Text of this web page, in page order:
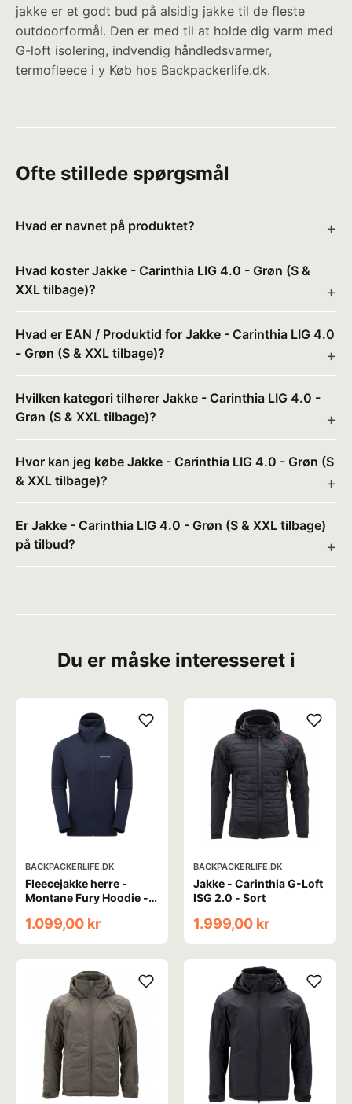
jakke er et godt bud på alsidig jakke til de fleste
outdoorformål. Den er med til at holde dig varm med
G-loft isolering, indvendig håndledsvarmer,
termofleece i y Køb hos Backpackerlife.dk.
Ofte stillede spørgsmål
Hvad er navnet på produktet?
Hvad koster Jakke - Carinthia LIG 4.0 - Grøn (S &
XXL tilbage)?
Hvad er EAN / Produktid for Jakke - Carinthia LIG 4.0
- Grøn (S & XXL tilbage)?
Hvilken kategori tilhører Jakke - Carinthia LIG 4.0 -
Grøn (S & XXL tilbage)?
Hvor kan jeg købe Jakke - Carinthia LIG 4.0 - Grøn (S
& XXL tilbage)?
Er Jakke - Carinthia LIG 4.0 - Grøn (S & XXL tilbage)
på tilbud?
Du er måske interesseret i
BACKPACKERLIFE.DK
Fleecejakke herre -
Montane Fury Hoodie -
1.099,00 kr
BACKPACKERLIFE.DK
Jakke - Carinthia G-Loft
ISG 2.0 - Sort
1.999,00 kr